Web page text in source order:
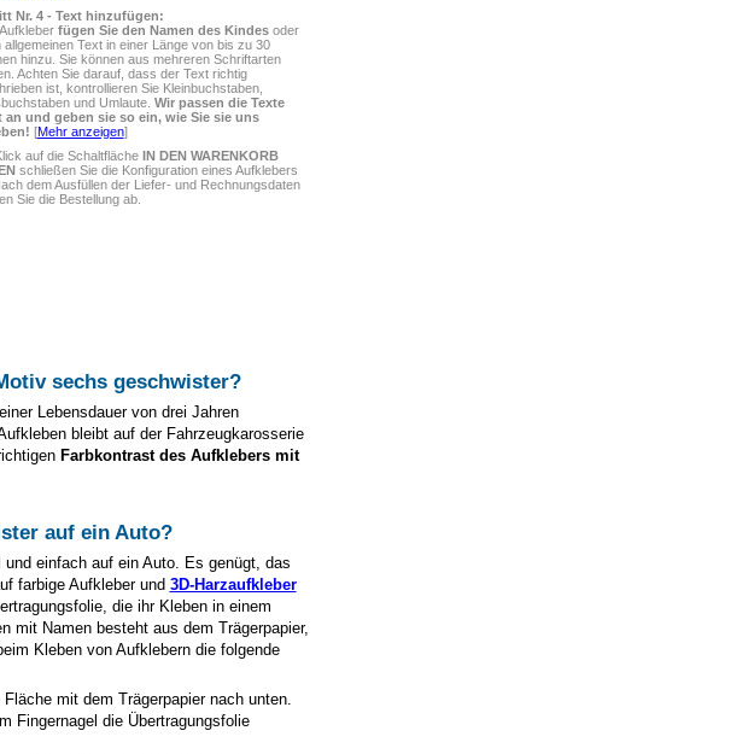
Nr. 4 - Text hinzufügen:
fügen Sie den Namen des Kindesoder
allgemeinen Text in einer Länge von bis zu 30
hinzu. Sie können aus mehreren Schriftarten
Achten Sie darauf, dass der Text richtig
ist, kontrollieren Sie Kleinbuchstaben,
und Umlaute. Wir passen die Texte
an und geben sie so ein, wie Sie sie uns
[Mehr anzeigen]
auf die Schaltfläche IN DEN WARENKORB
schließen Sie die Konfiguration eines Aufklebers
dem Ausfüllen der Liefer- und Rechnungsdaten
Sie die Bestellung ab.
sechs geschwister?
Lebensdauer von drei Jahren
bleibt auf der Fahrzeugkarosserie
Farbkontrast des Aufklebers mit
auf ein Auto?
einfach auf ein Auto. Es genügt, das
farbige Aufkleber und 3D-Harzaufkleber
die ihr Kleben in einem
mit Namen besteht aus dem Trägerpapier,
Kleben von Aufklebern die folgende
mit dem Trägerpapier nach unten.
Fingernagel die Übertragungsfolie